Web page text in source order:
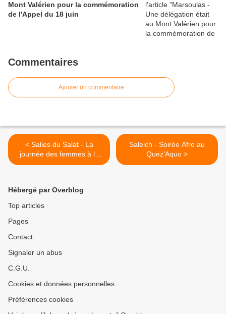
Mont Valérien pour la commémoration
de l'Appel du 18 juin
Commentaires
Ajouter un commentaire
< Salies du Salat - La
journée des femmes à la
caserne des pompiers
Saleich - Soirée Afro au
Quez'Aquo >
Hébergé par Overblog
Top articles
Pages
Contact
Signaler un abus
C.G.U.
Cookies et données personnelles
Préférences cookies